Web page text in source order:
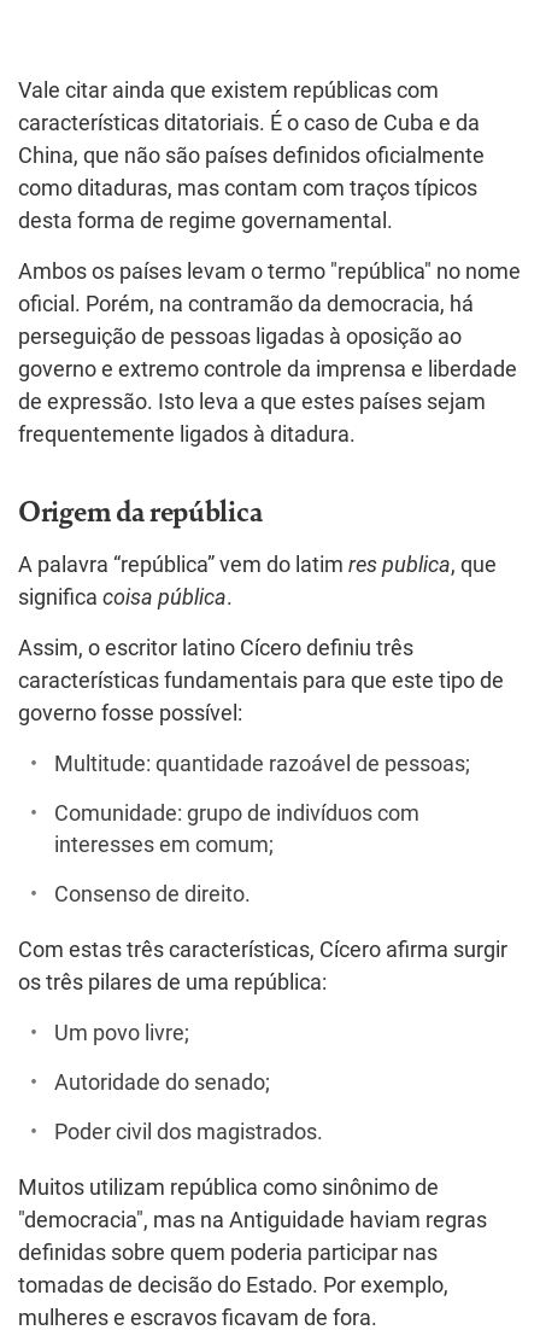
Vale citar ainda que existem repúblicas com
características ditatoriais. É o caso de Cuba e da
China, que não são países definidos oficialmente
como ditaduras, mas contam com traços típicos
desta forma de regime governamental.
Ambos os países levam o termo "república" no nome
oficial. Porém, na contramão da democracia, há
perseguição de pessoas ligadas à oposição ao
governo e extremo controle da imprensa e liberdade
de expressão. Isto leva a que estes países sejam
frequentemente ligados à ditadura.
Origem da república
A palavra “república” vem do latim res publica, que
significa coisa pública.
Assim, o escritor latino Cícero definiu três
características fundamentais para que este tipo de
governo fosse possível:
Multitude: quantidade razoável de pessoas;
Comunidade: grupo de indivíduos com
interesses em comum;
Consenso de direito.
Com estas três características, Cícero afirma surgir
os três pilares de uma república:
Um povo livre;
Autoridade do senado;
Poder civil dos magistrados.
Muitos utilizam república como sinônimo de
"democracia", mas na Antiguidade haviam regras
definidas sobre quem poderia participar nas
tomadas de decisão do Estado. Por exemplo,
mulheres e escravos ficavam de fora.